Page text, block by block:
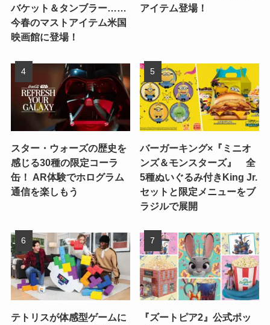
バケット＆タンブラー……
今春のマストアイテム米国
映画館に登場！
アイテム登場！
スター・ウォーズの歴史を
感じる30種の限定コーラ
缶！ AR体験でホログラム
通信を楽しもう
バーガーキング×『ミニオ
ンズ＆モンスターズ』 全
5種ぬいぐるみ付きKing Jr.
セットと限定メニューをブ
ラジルで展開
テトリスが体感型ゲームに
『ズートピア2』公式ポッ